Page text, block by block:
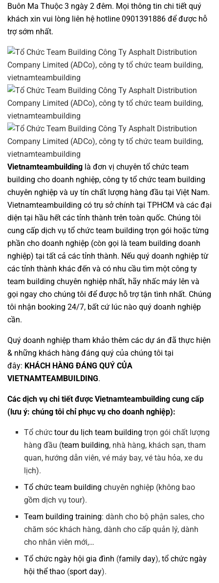
Buôn Ma Thuộc 3 ngày 2 đêm. Mọi thông tin chi tiết quý
khách xin vui lòng liên hệ hotline 0901391886 để được hỗ
trợ sớm nhất.
Vietnamteambuilding là đơn vị chuyên tổ chức team
building cho doanh nghiệp, công ty tổ chức team building
chuyên nghiệp và uy tín chất lượng hàng đầu tại Việt Nam.
Vietnamteambuilding có trụ sở chính tại TPHCM và các đại
diện tại hầu hết các tỉnh thành trên toàn quốc. Chúng tôi
cung cấp dịch vụ tổ chức team building trọn gói hoặc từng
phần cho doanh nghiệp (còn gọi là team building doanh
nghiệp) tại tất cả các tỉnh thành. Nếu quý doanh nghiệp từ
các tỉnh thành khác đến và có nhu cầu tìm một công ty
team building chuyên nghiệp nhất, hãy nhấc máy lên và
gọi ngay cho chúng tôi để được hỗ trợ tận tình nhất. Chúng
tôi nhận booking 24/7, bất cứ lúc nào quý doanh nghiệp
cần.
Quý doanh nghiệp tham khảo thêm các dự án đã thực hiện
& những khách hàng đáng quý của chúng tôi tại
đây: KHÁCH HÀNG ĐÁNG QUÝ CỦA
VIETNAMTEAMBUILDING.
Các dịch vụ chi tiết được Vietnamteambuilding cung cấp
(lưu ý: chúng tôi chỉ phục vụ cho doanh nghiệp):
Tổ chứctour du lịch team building trọn gói chất lượng
hàng đầu (team building, nhà hàng, khách sạn, tham
quan, hướng dẫn viên, vé máy bay, vé tàu hỏa, xe du
lịch).
Tổ chức team building chuyên nghiệp (không bao
gồm dịch vụ tour).
Team building training: dành cho bộ phận sales, cho
chăm sóc khách hàng, dành cho cấp quản lý, dành
cho nhân viên mới,…
Tổ chức ngày hội gia đình (family day),tổ chức ngày
hội thể thao (sport day).